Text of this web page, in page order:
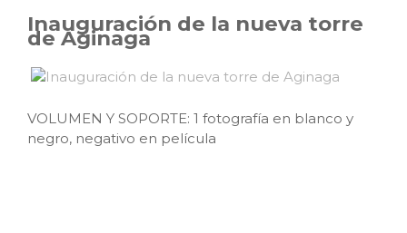
Inauguración de la nueva torre
de Aginaga
VOLUMEN Y SOPORTE: 1 fotografía en blanco y
negro, negativo en película